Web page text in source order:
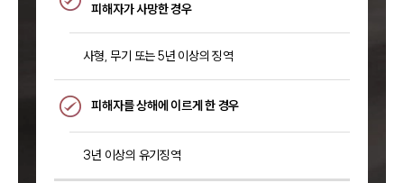
피해자가 사망한 경우
사형, 무기 또는 5년 이상의 징역
피해자를 상해에 이르게 한 경우
3년 이상의 유기징역